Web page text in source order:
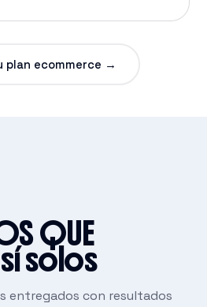
plan ecommerce →
QUE
solos
entregados con resultados